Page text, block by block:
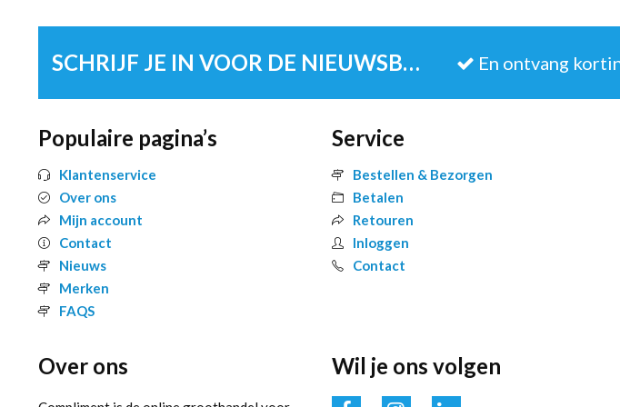
SCHRIJF JE IN VOOR DE NIEUWSBRIEF En ontvang
Populaire pagina’s
Klantenservice
Over ons
Mijn account
Contact
Nieuws
Merken
FAQS
Service
Bestellen & Bezorgen
Betalen
Retouren
Inloggen
Contact
Over ons Wil je ons volgen